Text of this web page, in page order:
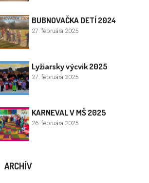
BUBNOVAČKA DETÍ 2024
27. februára 2025
Lyžiarsky výcvik 2025
27. februára 2025
KARNEVAL V MŠ 2025
26. februára 2025
ARCHÍV